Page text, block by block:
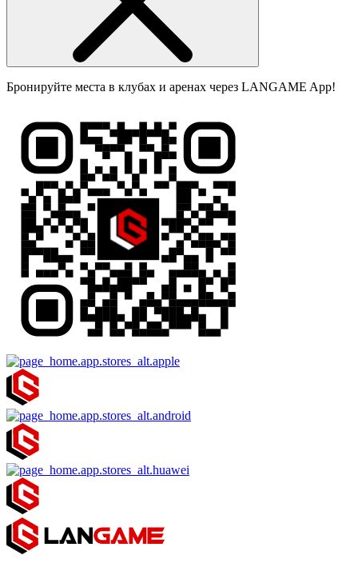
Бронируйте места в клубах и аренах через LANGAME App!